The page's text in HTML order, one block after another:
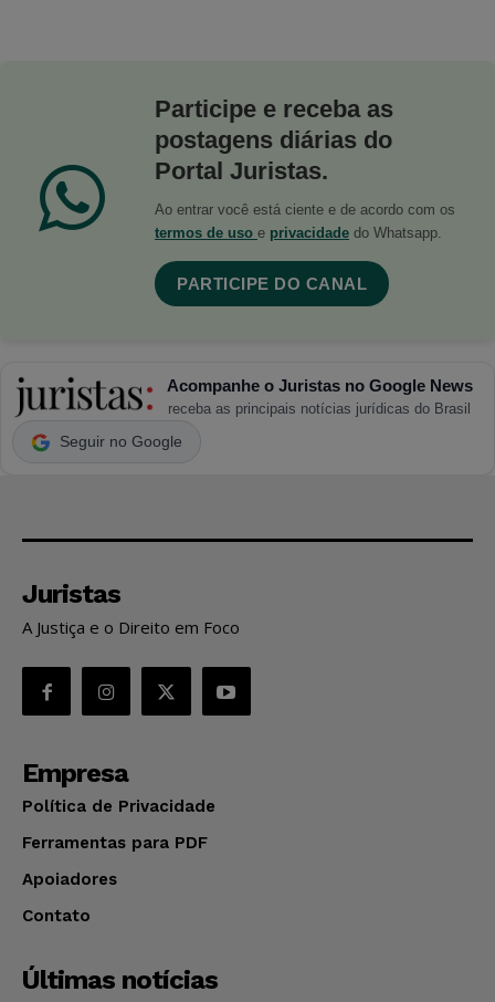
Participe e receba as
postagens diárias do
Portal Juristas.
Ao entrar você está ciente e de acordo com os
termos de uso e privacidade do Whatsapp.
PARTICIPE DO CANAL
Acompanhe o Juristas no Google News
receba as principais notícias jurídicas do Brasil
Seguir no Google
Juristas
A Justiça e o Direito em Foco
Empresa
Política de Privacidade
Ferramentas para PDF
Apoiadores
Contato
Últimas notícias